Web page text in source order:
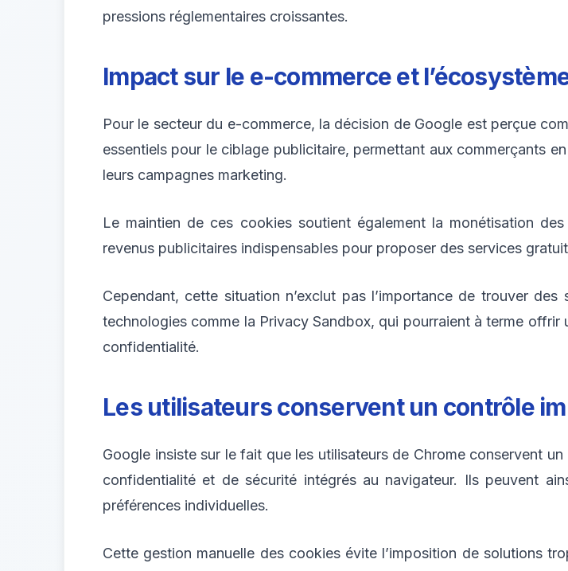
pressions réglementaires croissantes.
Impact sur le e-commerce et
Pour le secteur du e-commerce, la décision de Google est perçue
essentiels pour le ciblage publicitaire, permettant aux commerçants
leurs campagnes marketing.
Le maintien de ces cookies soutient également la monétisation
revenus publicitaires indispensables pour proposer des services
Cependant, cette situation n’exclut pas l’importance de trouver
technologies comme la Privacy Sandbox, qui pourraient à terme
confidentialité.
Les utilisateurs conservent un contrôle
Google insiste sur le fait que les utilisateurs de Chrome conservent
confidentialité et de sécurité intégrés au navigateur. Ils peuvent
préférences individuelles.
Cette gestion manuelle des cookies évite l’imposition de solutions